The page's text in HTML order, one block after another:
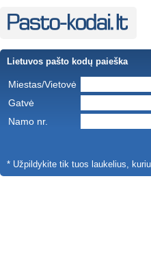
Lietuvos pašto kodų paieška
Miestas/Vietovė
Gatvė
Namo nr.
* Užpildykite tik tuos laukelius,